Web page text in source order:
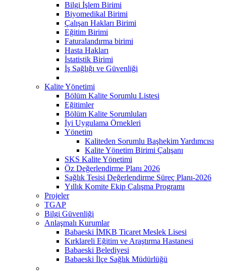
Bilgi İşlem Birimi
Biyomedikal Birimi
Çalışan Hakları Birimi
Eğitim Birimi
Faturalandırma birimi
Hasta Hakları
İstatistik Birimi
İş Sağlığı ve Güvenliği
Kalite Yönetimi
Bölüm Kalite Sorumlu Listesi
Eğitimler
Bölüm Kalite Sorumluları
İyi Uygulama Örnekleri
Yönetim
Kaliteden Sorumlu Başhekim Yardımcısı
Kalite Yönetim Birimi Çalışanı
SKS Kalite Yönetimi
Öz Değerlendirme Planı 2026
Sağlık Tesisi Değerlendirme Süreç Planı-2026
Yıllık Komite Ekip Çalışma Programı
Projeler
TGAP
Bilgi Güvenliği
Anlaşmalı Kurumlar
Babaeski İMKB Ticaret Meslek Lisesi
Kırklareli Eğitim ve Araştırma Hastanesi
Babaeski Belediyesi
Babaeski İlçe Sağlık Müdürlüğü